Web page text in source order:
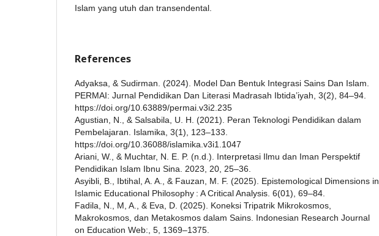
Islam yang utuh dan transendental.
References
Adyaksa, & Sudirman. (2024). Model Dan Bentuk Integrasi Sains Dan Islam.
PERMAI: Jurnal Pendidikan Dan Literasi Madrasah Ibtida’iyah, 3(2), 84–94.
https://doi.org/10.63889/permai.v3i2.235
Agustian, N., & Salsabila, U. H. (2021). Peran Teknologi Pendidikan dalam
Pembelajaran. Islamika, 3(1), 123–133.
https://doi.org/10.36088/islamika.v3i1.1047
Ariani, W., & Muchtar, N. E. P. (n.d.). Interpretasi Ilmu dan Iman Perspektif
Pendidikan Islam Ibnu Sina. 2023, 20, 25–36.
Asyibli, B., Ibtihal, A. A., & Fauzan, M. F. (2025). Epistemological Dimensions in
Islamic Educational Philosophy : A Critical Analysis. 6(01), 69–84.
Fadila, N., M, A., & Eva, D. (2025). Koneksi Tripatrik Mikrokosmos,
Makrokosmos, dan Metakosmos dalam Sains. Indonesian Research Journal
on Education Web:, 5, 1369–1375.